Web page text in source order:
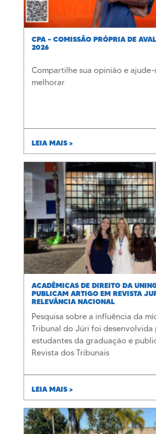
CPA – COMISSÃO PRÓPRIA DE
2026
Compartilhe sua opinião e ajude-
melhorar
LEIA MAIS >
ACADÊMICAS DE DIREITO DA
PUBLICAM ARTIGO EM REVISTA
RELEVÂNCIA NACIONAL
Pesquisa sobre a influência da
Tribunal do Júri foi desenvolvida
estudantes da graduação e
Revista dos Tribunais
LEIA MAIS >